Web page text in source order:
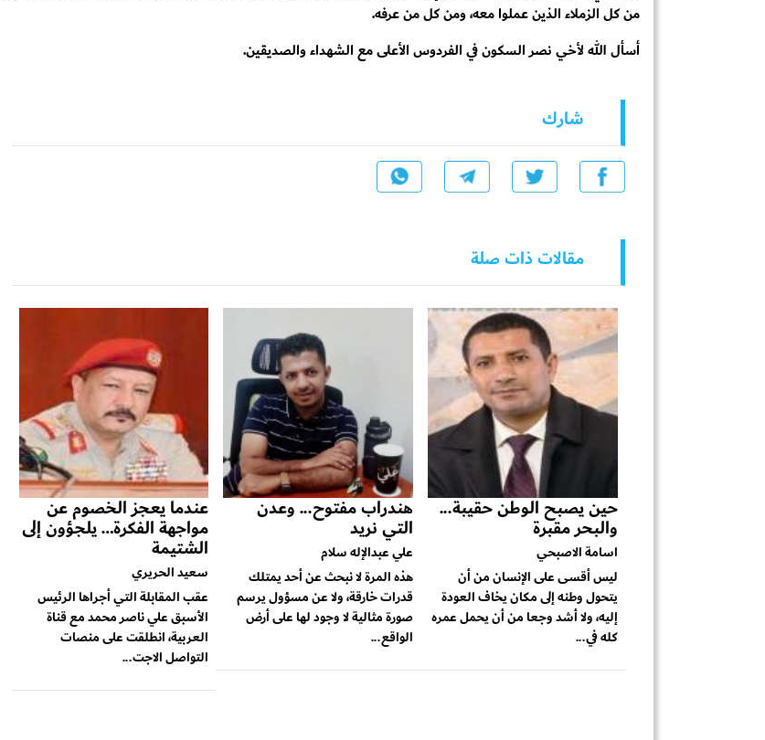
من كل الزملاء الذين عملوا معه، ومن كل من عرفه.
أسأل الله لأخي نصر السكون في الفردوس الأعلى مع الشهداء والصديقين.
شارك
مقالات ذات صلة
حين يصبح الوطن حقيبة...
والبحر مقبرة
اسامة الاصبحي
ليس أقسى على الإنسان من أن
يتحول وطنه إلى مكان يخاف العودة
إليه، ولا أشد وجعا من أن يحمل عمره
كله في...
هندراب مفتوح... وعدن
التي نريد
علي عبدالإله سلام
هذه المرة لا نبحث عن أحد يمتلك
قدرات خارقة، ولا عن مسؤول يرسم
صورة مثالية لا وجود لها على أرض
الواقع...
عندما يعجز الخصوم عن
مواجهة الفكرة… يلجؤون إلى
الشتيمة
سعيد الحريري
عقب المقابلة التي أجراها الرئيس
الأسبق علي ناصر محمد مع قناة
العربية، انطلقت على منصات
التواصل الاجت...